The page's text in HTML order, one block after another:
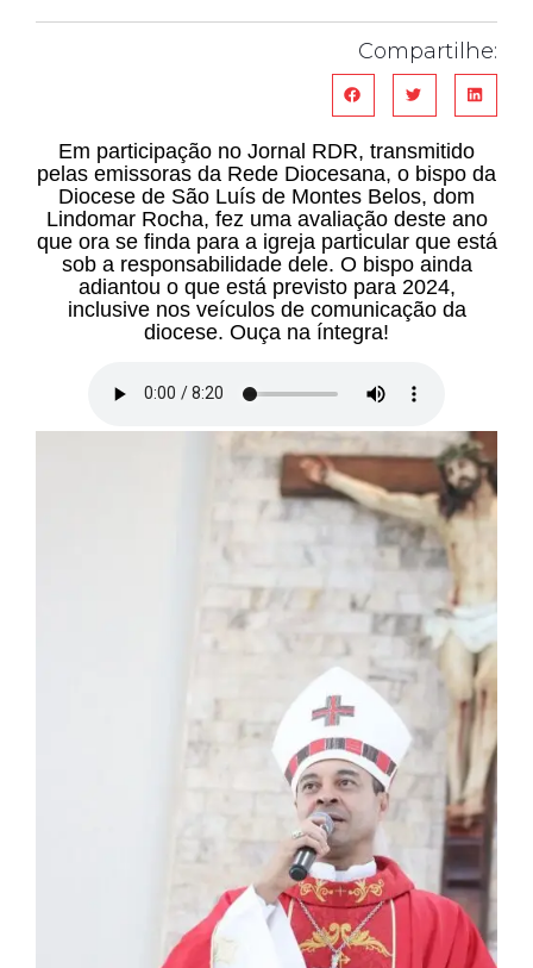
Compartilhe:
Em participação no Jornal RDR, transmitido
pelas emissoras da Rede Diocesana, o bispo da
Diocese de São Luís de Montes Belos, dom
Lindomar Rocha, fez uma avaliação deste ano
que ora se finda para a igreja particular que está
sob a responsabilidade dele. O bispo ainda
adiantou o que está previsto para 2024,
inclusive nos veículos de comunicação da
diocese. Ouça na íntegra!